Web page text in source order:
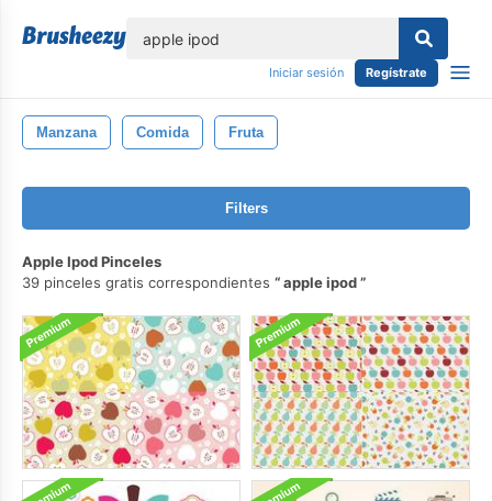
Iniciar sesión Regístrate
Manzana Comida Fruta
Filters
Apple Ipod Pinceles
39 pinceles gratis correspondientes
apple ipod